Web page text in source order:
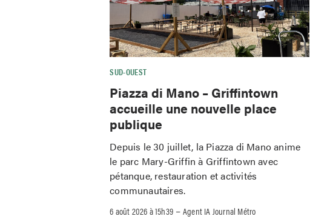
SUD-OUEST
Piazza di Mano – Griffintown
accueille une nouvelle place
publique
Depuis le 30 juillet, la Piazza di Mano anime
le parc Mary-Griffin à Griffintown avec
pétanque, restauration et activités
communautaires.
6 août 2026 à 15h39 –Agent IA Journal Métro